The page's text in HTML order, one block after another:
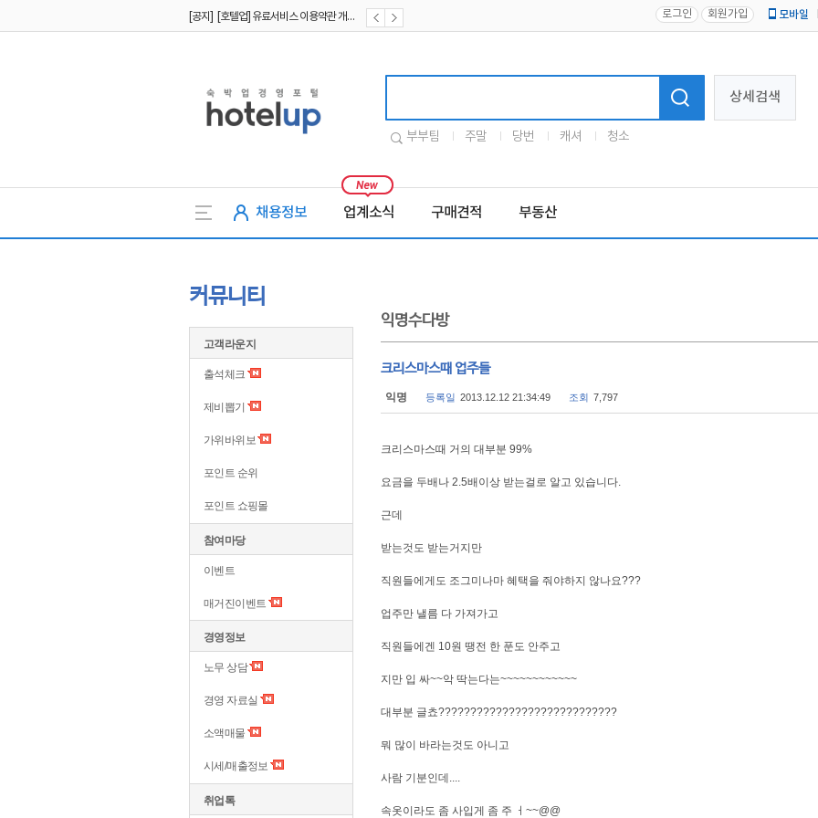
[공지] [호텔업] 개인정보 처리방침 개정본2 (19.09.02) 로그인 회원가입 모바일
상세검색
부부팀 주말 당번 캐셔 청소
채용정보 업계소식 구매견적 부동산
커뮤니티
고객라운지
출석체크
제비뽑기
가위바위보
포인트 순위
포인트 쇼핑몰
참여마당
이벤트
매거진이벤트
경영정보
노무 상담
경영 자료실
소액매물
시세/매출정보
취업톡
익명수다방
크리스마스때 업주들
익명 등록일 2013.12.12 21:34:49 조회 7,797
크리스마스때 거의 대부분 99%
요금을 두배나 2.5배이상 받는걸로 알고 있습니다.
근데
받는것도 받는거지만
직원들에게도 조그미나마 혜택을 줘야하지 않나요???
업주만 낼름 다 가져가고
직원들에겐 10원 땡전 한 푼도 안주고
지만 입 싸~~악 딱는다는~~~~~~~~~~~~
대부분 글쵸????????????????????????????
뭐 많이 바라는것도 아니고
사람 기분인데....
속옷이라도 좀 사입게 좀 주 ㅓ~~@@